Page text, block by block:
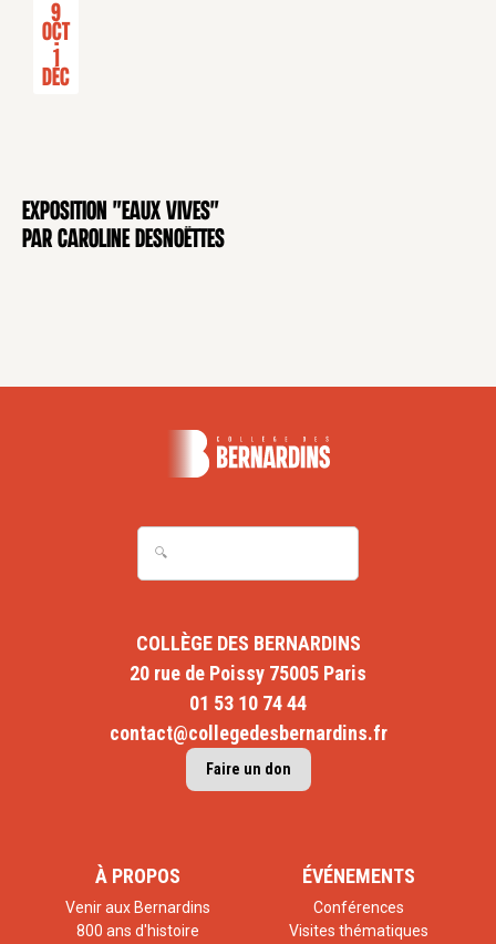
EXPOSITION
9
Oct
-
1
Déc
Exposition "Eaux Vives"
par Caroline Desnoëttes
COLLÈGE DES BERNARDINS
20 rue de Poissy 75005 Paris
01 53 10 74 44
contact@collegedesbernardins.fr
Faire un don
À PROPOS
Venir aux Bernardins
800 ans d'histoire
ÉVÉNEMENTS
Conférences
Visites thématiques